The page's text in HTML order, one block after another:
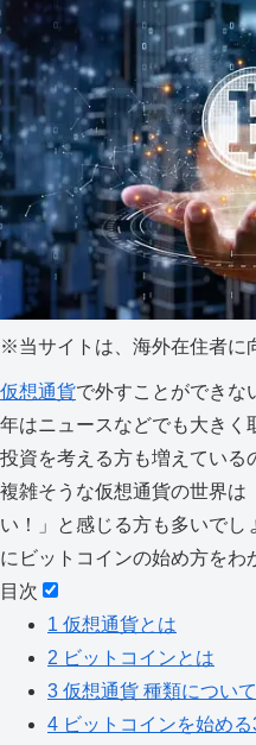
※当サイトは、海外在住者に
仮想通貨で外すことができな
年はニュースなどでも大きく
投資を考える方も増えている
複雑そうな仮想通貨の世界は
い！」と感じる方も多いで
にビットコインの始め方をわ
目次
1 仮想通貨とは
2 ビットコインとは
3 仮想通貨 種類について
4 ビットコインを始め